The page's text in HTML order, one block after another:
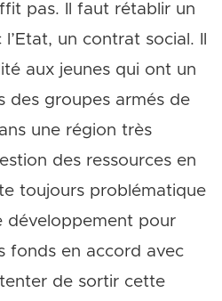
pas. Il faut rétablir un
un contrat social. Il
aux jeunes qui ont un
des groupes armés de
une région très
des ressources en
toujours problématique
développement pour
fonds en accord avec
tenter de sortir cette